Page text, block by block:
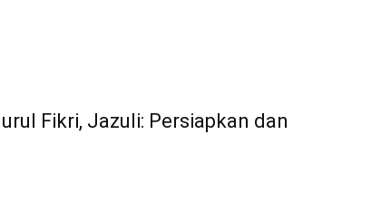
Fikri, Jazuli: Persiapkan dan